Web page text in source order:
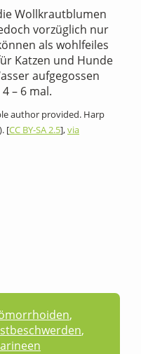
Wollkrautblumen
vorzüglich nur
als wohlfeiles
Katzen und Hunde
aufgegossen
– 6 mal.
author provided. Harp
[CC BY-SA 2.5],via
,
,